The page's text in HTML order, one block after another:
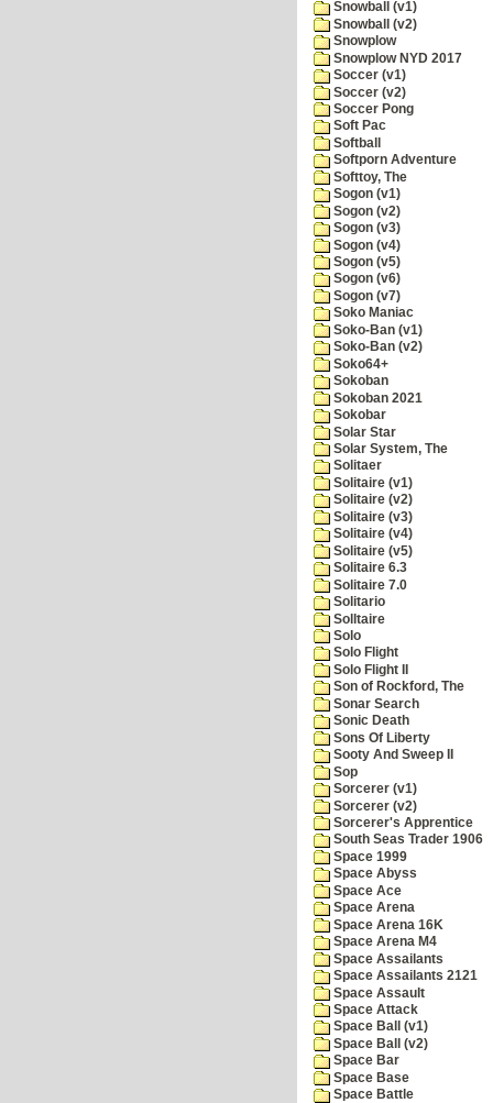
Snowball (v1)
Snowball (v2)
Snowplow
Snowplow NYD 2017
Soccer (v1)
Soccer (v2)
Soccer Pong
Soft Pac
Softball
Softporn Adventure
Softtoy, The
Sogon (v1)
Sogon (v2)
Sogon (v3)
Sogon (v4)
Sogon (v5)
Sogon (v6)
Sogon (v7)
Soko Maniac
Soko-Ban (v1)
Soko-Ban (v2)
Soko64+
Sokoban
Sokoban 2021
Sokobar
Solar Star
Solar System, The
Solitaer
Solitaire (v1)
Solitaire (v2)
Solitaire (v3)
Solitaire (v4)
Solitaire (v5)
Solitaire 6.3
Solitaire 7.0
Solitario
Solltaire
Solo
Solo Flight
Solo Flight II
Son of Rockford, The
Sonar Search
Sonic Death
Sons Of Liberty
Sooty And Sweep II
Sop
Sorcerer (v1)
Sorcerer (v2)
Sorcerer's Apprentice
South Seas Trader 1906
Space 1999
Space Abyss
Space Ace
Space Arena
Space Arena 16K
Space Arena M4
Space Assailants
Space Assailants 2121
Space Assault
Space Attack
Space Ball (v1)
Space Ball (v2)
Space Bar
Space Base
Space Battle